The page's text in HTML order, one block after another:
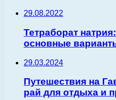
29.08.2022
Тетраборат
основные
29.03.2024
Путешествия на
рай для отдыха и